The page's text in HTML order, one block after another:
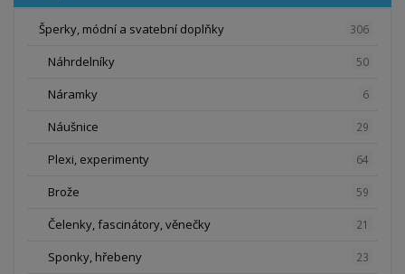
Šperky, módní a svatební doplňky 306
Náhrdelníky 50
Náramky 6
Náušnice 29
Plexi, experimenty 64
Brože 59
Čelenky, fascinátory, věnečky 21
Sponky, hřebeny 23